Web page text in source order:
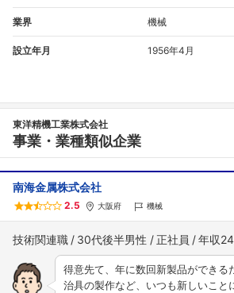
業界 機械
設立年月 1956年4月
東洋精機工業株式会社
事業・業種類似企業
南海金属株式会社
2.5 大阪府 機械
技術関連職 30代後半男性 正社員 年収
得意先て、年に数回新製品ができる
治具の製作など、いつも新しいこと